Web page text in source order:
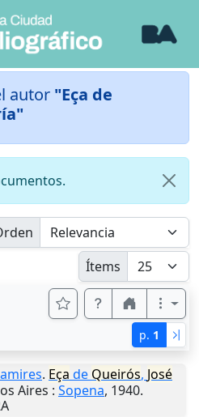
autor "Eça de
Ítems
p. 1
. Eça de Queirós, José
Aires : Sopena, 1940.